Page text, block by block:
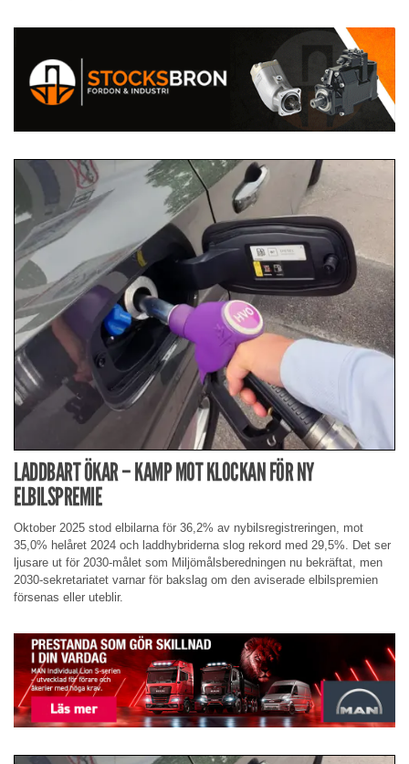
LADDBART ÖKAR – KAMP MOT KLOCKAN FÖR NY
ELBILSPREMIE
Oktober 2025 stod elbilarna för 36,2% av nybilsregistreringen, mot
35,0% helåret 2024 och laddhybriderna slog rekord med 29,5%. Det ser
ljusare ut för 2030-målet som Miljömålsberedningen nu bekräftat, men
2030-sekretariatet varnar för bakslag om den aviserade elbilspremien
försenas eller uteblir.